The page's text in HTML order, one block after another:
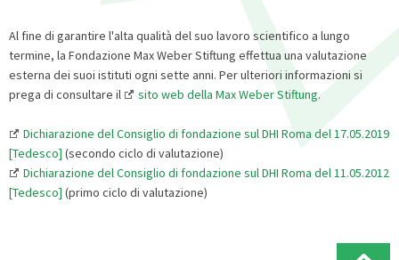
Al fine di garantire l'alta qualità del suo lavoro scientifico a lungo
termine, la Fondazione Max Weber Stiftung effettua una valutazione
esterna dei suoi istituti ogni sette anni. Per ulteriori informazioni si
prega di consultare il
sito web della Max Weber Stiftung.
Dichiarazione del Consiglio di fondazione sul DHI Roma del 17.05.2019
[Tedesco] (secondo ciclo di valutazione)
Dichiarazione del Consiglio di fondazione sul DHI Roma del 11.05.2012
[Tedesco] (primo ciclo di valutazione)